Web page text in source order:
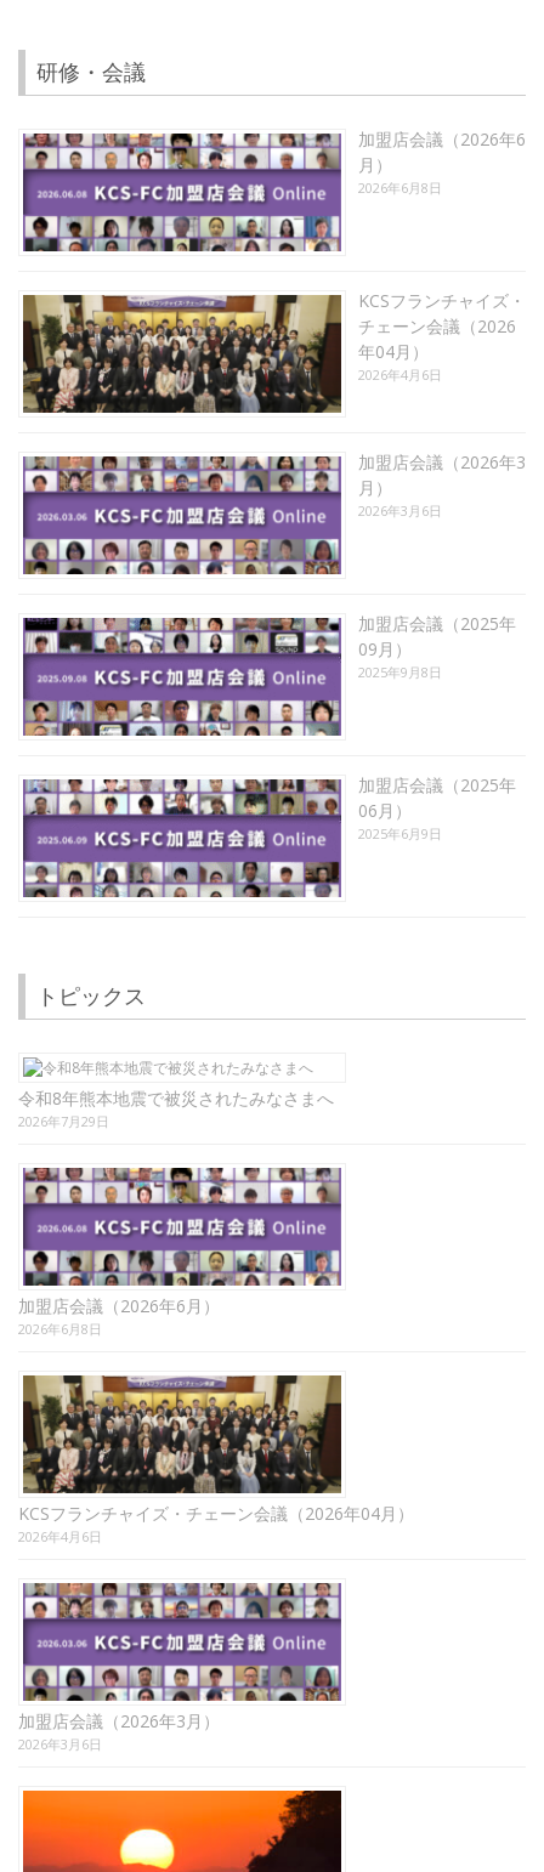
研修・会議
加盟店会議（2026年6
月）
2026年6月8日
KCSフランチャイズ・
チェーン会議（2026
年04月）
2026年4月6日
加盟店会議（2026年3
月）
2026年3月6日
加盟店会議（2025年
09月）
2025年9月8日
加盟店会議（2025年
06月）
2025年6月9日
トピックス
令和8年熊本地震で被災されたみなさまへ
2026年7月29日
加盟店会議（2026年6月）
2026年6月8日
KCSフランチャイズ・チェーン会議（2026年04月）
2026年4月6日
加盟店会議（2026年3月）
2026年3月6日